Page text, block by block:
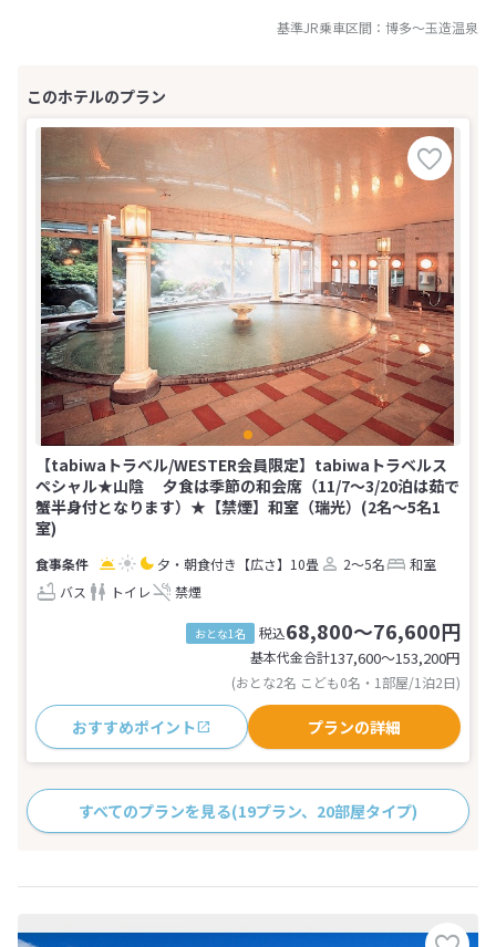
基準JR乗車区間： 博多～玉造温泉
【tabiwaトラベル/WESTER会員限定】tabiwaトラベルス
ペシャル★山陰 夕食は季節の和会席（11/7～3/20泊は茹で
蟹半身付となります）★【禁煙】和室（瑞光）(2名～5名1
室)
夕・朝食付き 【広さ】10畳 2～5名
和室
バス
トイレ 禁煙
おとな1名 税込68,800～76,600円
基本代金合計137,600〜153,200円
(おとな2名 こども0名・1部屋/1泊2日)
おすすめポイント プランの詳細
すべてのプランを見る(19プラン、20部屋タイプ)